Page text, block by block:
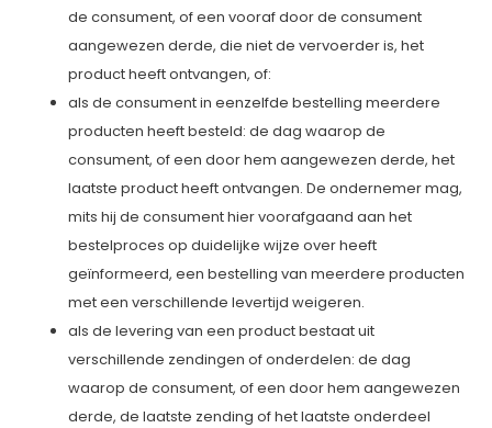
de consument, of een vooraf door de consument
aangewezen derde, die niet de vervoerder is, het
product heeft ontvangen, of:
als de consument in eenzelfde bestelling meerdere
producten heeft besteld: de dag waarop de
consument, of een door hem aangewezen derde, het
laatste product heeft ontvangen. De ondernemer mag,
mits hij de consument hier voorafgaand aan het
bestelproces op duidelijke wijze over heeft
geïnformeerd, een bestelling van meerdere producten
met een verschillende levertijd weigeren.
als de levering van een product bestaat uit
verschillende zendingen of onderdelen: de dag
waarop de consument, of een door hem aangewezen
derde, de laatste zending of het laatste onderdeel